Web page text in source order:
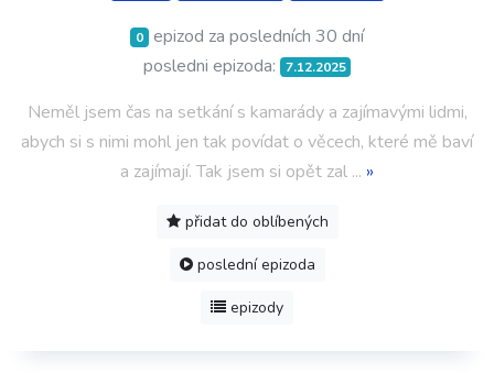
0 epizod za posledních 30 dní
posledni epizoda:
7.12.2025
Neměl jsem čas na setkání s kamarády a zajímavými lidmi,
abych si s nimi mohl jen tak povídat o věcech, které mě baví
a zajímají. Tak jsem si opět zal ... »
přidat do oblíbených
poslední epizoda
epizody